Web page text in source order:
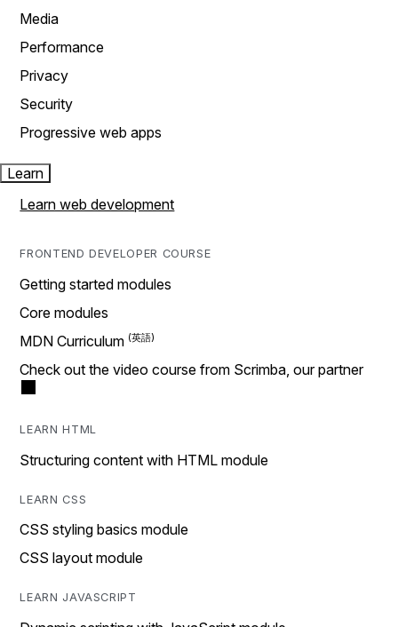
Media
Performance
Privacy
Security
Progressive web apps
Learn
Learn web development
FRONTEND DEVELOPER COURSE
Getting started modules
Core modules
MDN Curriculum
Check out the video course from Scrimba, our partner
LEARN HTML
Structuring content with HTML module
LEARN CSS
CSS styling basics module
CSS layout module
LEARN JAVASCRIPT